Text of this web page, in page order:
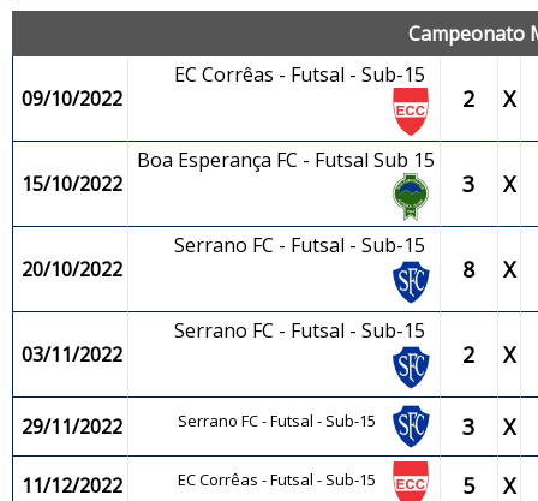
Campeonato
09/10/2022
EC Corrêas - Futsal - Sub-15
2 X
15/10/2022
Boa Esperança FC - Futsal Sub 15
3 X
20/10/2022
Serrano FC - Futsal - Sub-15
8 X
03/11/2022
Serrano FC - Futsal - Sub-15
2 X
29/11/2022 Serrano FC - Futsal - Sub-15 3 X
11/12/2022 EC Corrêas - Futsal - Sub-15 5 X